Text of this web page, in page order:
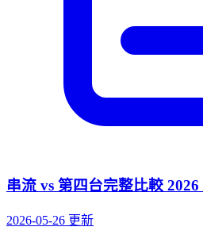
串流 vs 第四台完整比較
2026-05-26 更新